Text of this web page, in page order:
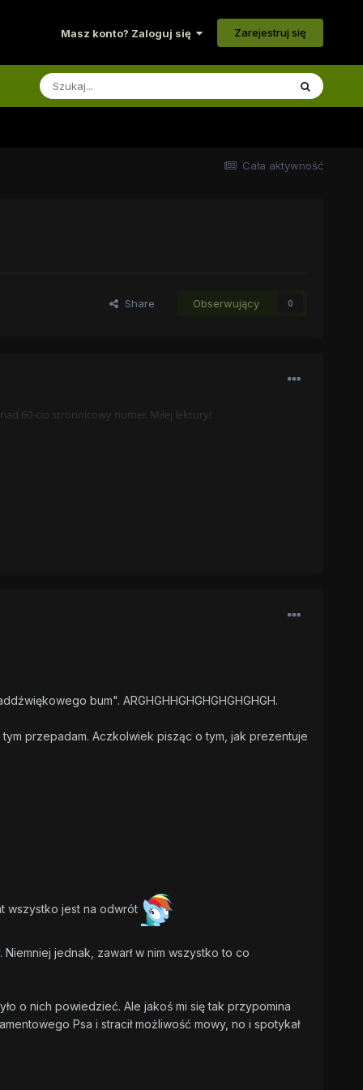
Masz konto? Zaloguj się Zarejestruj się
Cała aktywność
Share Obserwujący 0
60-cio stronnicowy numer. Miłej lektury!
bum". ARGHGHHGHGHGHGHGHGH.
przepadam. Aczkolwiek pisząc o tym, jak prezentuje
wszystko jest na odwrót
jednak, zawarł w nim wszystko to co
o nich powiedzieć. Ale jakoś mi się tak przypomina
Psa i stracił możliwość mowy, no i spotykał